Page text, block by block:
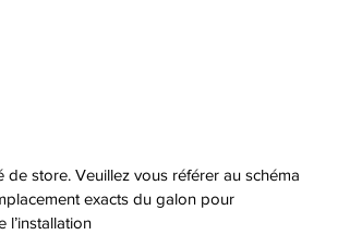
de store. Veuillez vous référer au schéma
exacts du galon pour